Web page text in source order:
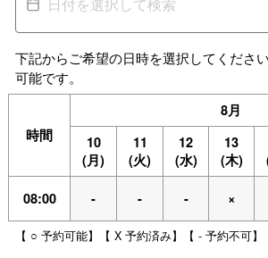
下記からご希望の日時を選択してくださ
可能です。
時間
8月
10
(月)
11
(火)
12
(水)
13
(木)
08:00 - - - ×
【 ○ 予約可能】【 X 予約済み】【 - 予約不可】